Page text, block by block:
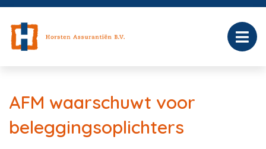
AFM waarschuwt voor
beleggingsoplichters